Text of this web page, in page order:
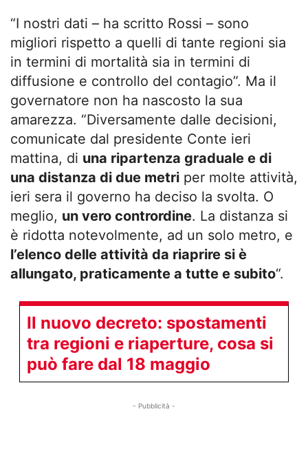
“I nostri dati – ha scritto Rossi – sono
migliori rispetto a quelli di tante regioni sia
in termini di mortalità sia in termini di
diffusione e controllo del contagio”. Ma il
governatore non ha nascosto la sua
amarezza. “Diversamente dalle decisioni,
comunicate dal presidente Conte ieri
mattina, di una ripartenza graduale e di
una distanza di due metri per molte attività,
ieri sera il governo ha deciso la svolta. O
meglio, un vero contrordine. La distanza si
è ridotta notevolmente, ad un solo metro, e
l’elenco delle attività da riaprire si è
allungato, praticamente a tutte e subito“.
Il nuovo decreto: spostamenti
tra regioni e riaperture, cosa si
può fare dal 18 maggio
- Pubblicità -